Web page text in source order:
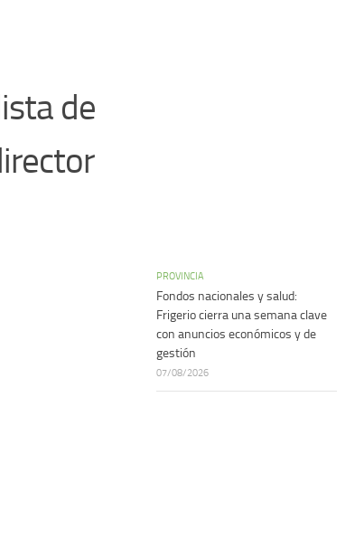
de
PROVINCIA
Fondos nacionales y salud:
Frigerio cierra una semana clave
con anuncios económicos y de
gestión
07/08/2026